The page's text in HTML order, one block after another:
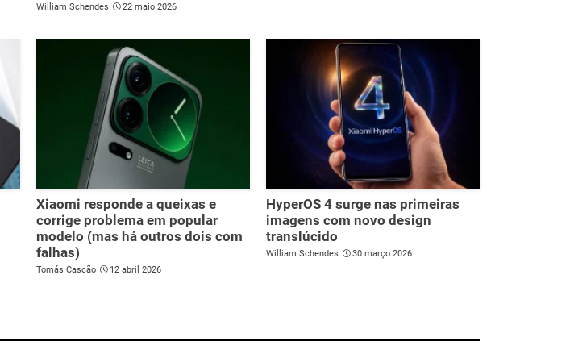
William Schendes 22 maio 2026
Xiaomi responde a queixas e
corrige problema em popular
modelo (mas há outros dois com
falhas)
Tomás Cascão 12 abril 2026
HyperOS 4 surge nas primeiras
imagens com novo design
translúcido
William Schendes 30 março 2026